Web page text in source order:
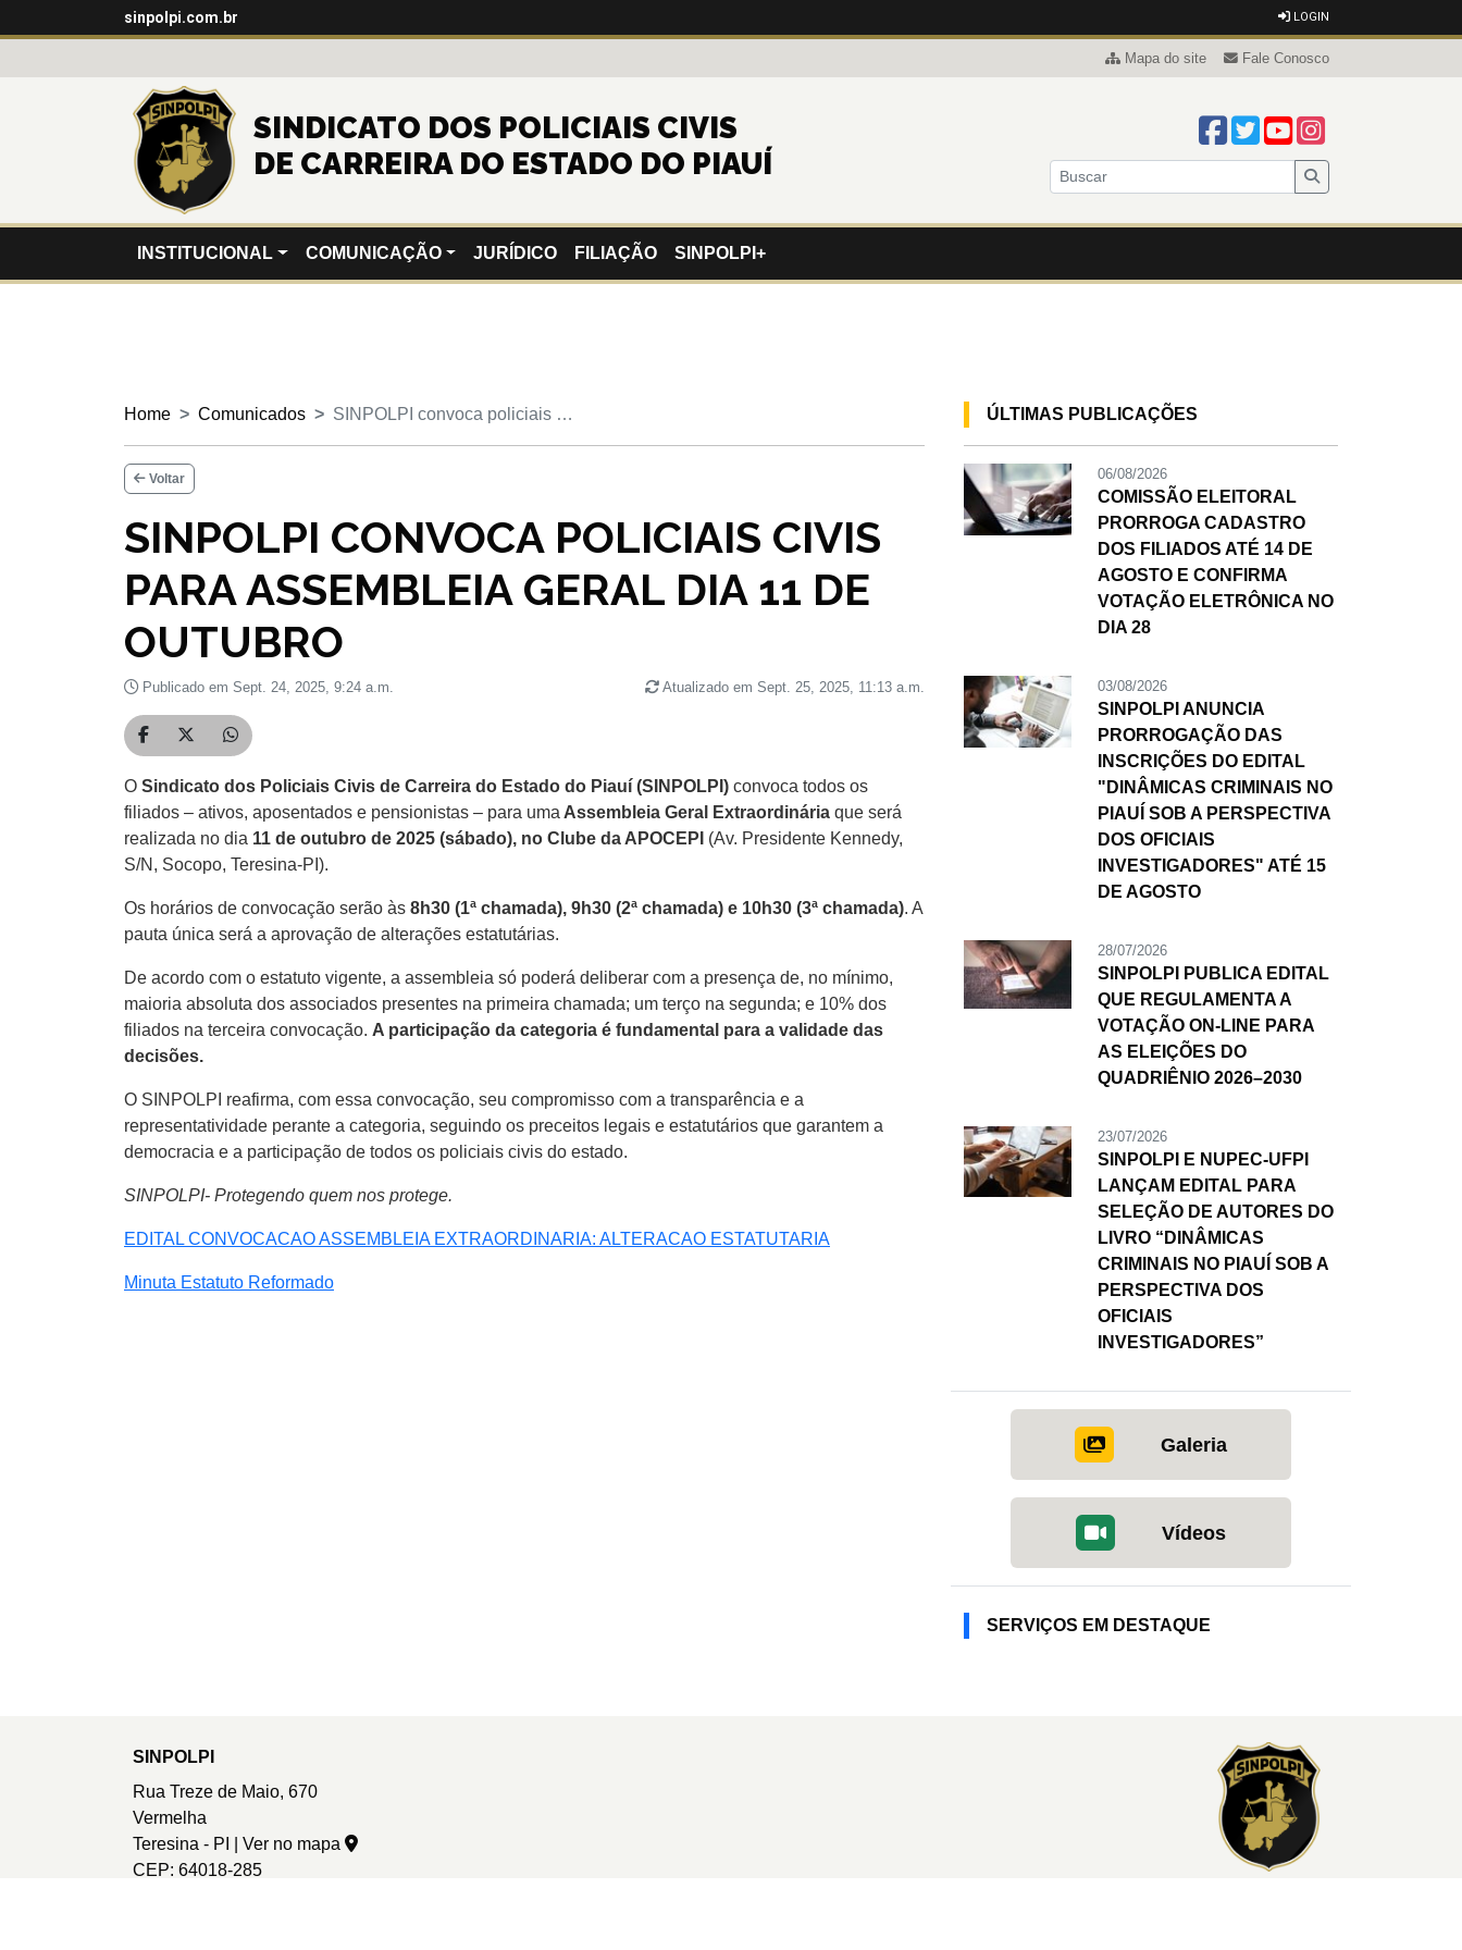
sinpolpi.com.br LOGIN
Mapa do site Fale Conosco
SINDICATO DOS POLICIAIS CIVIS
DE CARREIRA DO ESTADO DO PIAUÍ
INSTITUCIONAL COMUNICAÇÃO JURÍDICO FILIAÇÃO SINPOLPI+
Home Comunicados SINPOLPI convoca policiais …
Voltar
SINPOLPI CONVOCA POLICIAIS CIVIS
PARA ASSEMBLEIA GERAL DIA 11 DE
OUTUBRO
Publicado em Sept. 24, 2025, 9:24 a.m. Atualizado em Sept. 25, 2025, 11:13 a.m.
Compartilhar no Facebook
Compartilhar no Twitter
Compartilhar no WhatsApp
O Sindicato dos Policiais Civis de Carreira do Estado do Piauí (SINPOLPI) convoca todos os
filiados – ativos, aposentados e pensionistas – para uma Assembleia Geral Extraordinária que será
realizada no dia 11 de outubro de 2025 (sábado), no Clube da APOCEPI (Av. Presidente Kennedy,
S/N, Socopo, Teresina-PI).
Os horários de convocação serão às 8h30 (1ª chamada), 9h30 (2ª chamada) e 10h30 (3ª chamada). A
pauta única será a aprovação de alterações estatutárias.
De acordo com o estatuto vigente, a assembleia só poderá deliberar com a presença de, no mínimo,
maioria absoluta dos associados presentes na primeira chamada; um terço na segunda; e 10% dos
filiados na terceira convocação. A participação da categoria é fundamental para a validade das
decisões.
O SINPOLPI reafirma, com essa convocação, seu compromisso com a transparência e a
representatividade perante a categoria, seguindo os preceitos legais e estatutários que garantem a
democracia e a participação de todos os policiais civis do estado.
SINPOLPI- Protegendo quem nos protege.
EDITAL CONVOCACAO ASSEMBLEIA EXTRAORDINARIA: ALTERACAO ESTATUTARIA
Minuta Estatuto Reformado
ÚLTIMAS PUBLICAÇÕES
06/08/2026
COMISSÃO ELEITORAL
PRORROGA CADASTRO
DOS FILIADOS ATÉ 14 DE
AGOSTO E CONFIRMA
VOTAÇÃO ELETRÔNICA NO
DIA 28
03/08/2026
SINPOLPI ANUNCIA
PRORROGAÇÃO DAS
INSCRIÇÕES DO EDITAL
"DINÂMICAS CRIMINAIS NO
PIAUÍ SOB A PERSPECTIVA
DOS OFICIAIS
INVESTIGADORES" ATÉ 15
DE AGOSTO
28/07/2026
SINPOLPI PUBLICA EDITAL
QUE REGULAMENTA A
VOTAÇÃO ON-LINE PARA
AS ELEIÇÕES DO
QUADRIÊNIO 2026–2030
23/07/2026
SINPOLPI E NUPEC-UFPI
LANÇAM EDITAL PARA
SELEÇÃO DE AUTORES DO
LIVRO “DINÂMICAS
CRIMINAIS NO PIAUÍ SOB A
PERSPECTIVA DOS
OFICIAIS
INVESTIGADORES”
Galeria
Vídeos
SERVIÇOS EM DESTAQUE
SINPOLPI
Rua Treze de Maio, 670
Vermelha
Teresina - PI | Ver no mapa
CEP: 64018-285